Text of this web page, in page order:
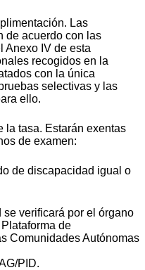
Las
de acuerdo con las
Anexo IV de esta
recogidos en la
con la única
selectivas y las
ello.
tasa. Estarán exentas
de examen:
de discapacidad igual o
verificará por el órgano
de
Comunidades Autónomas
PID.